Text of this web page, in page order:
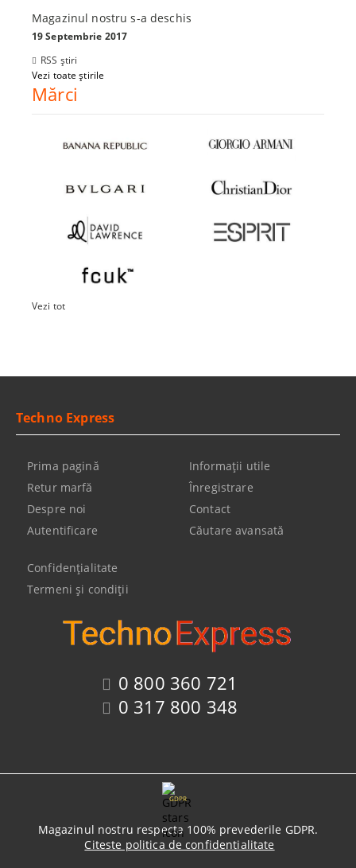
Magazinul nostru s-a deschis
19 Septembrie 2017
RSS știri
Vezi toate știrile
Mărci
Vezi tot
0 800 360 721
0 317 800 348
Techno Express
Prima pagină
Retur marfă
Despre noi
Autentificare
Informaţii utile
Înregistrare
Contact
Căutare avansată
Confidenţialitate
Termeni şi condiţii
GDPR
Magazinul nostru respecta 100% prevederile GDPR.
Citeste politica de confidentialitate